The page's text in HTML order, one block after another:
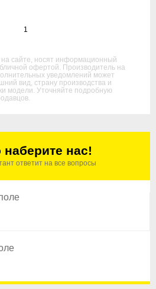
1
на сайте, носят информационный
офертой. Производитель на
уведомлений может
вид, страну производства и
модели. Уточняйте подробную
наберите нас!
ответит на все вопросы